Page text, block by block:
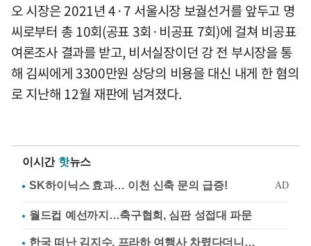
오 시장은 2021년 4·7 서울시장 보궐선거를 앞두고 명
씨로부터 총 10회(공표 3회·비공표 7회)에 걸쳐 비공표
여론조사 결과를 받고, 비서실장이던 강 전 부시장을 통
해 김씨에게 3300만원 상당의 비용을 대신 내게 한 혐의
로 지난해 12월 재판에 넘겨졌다.
이시간 핫뉴스
월드컵 예선까지…축구협회, 심판 성접대 파문
한국 떠난 김지수, 프라하 여행사 차렸다더니…